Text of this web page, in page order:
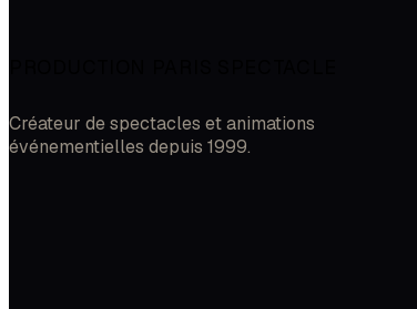
Créateur de spectacles et animations
événementielles depuis 1999.